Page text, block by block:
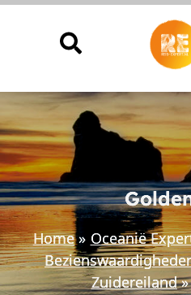
Ga
Home Oceanië
Zuidereiland